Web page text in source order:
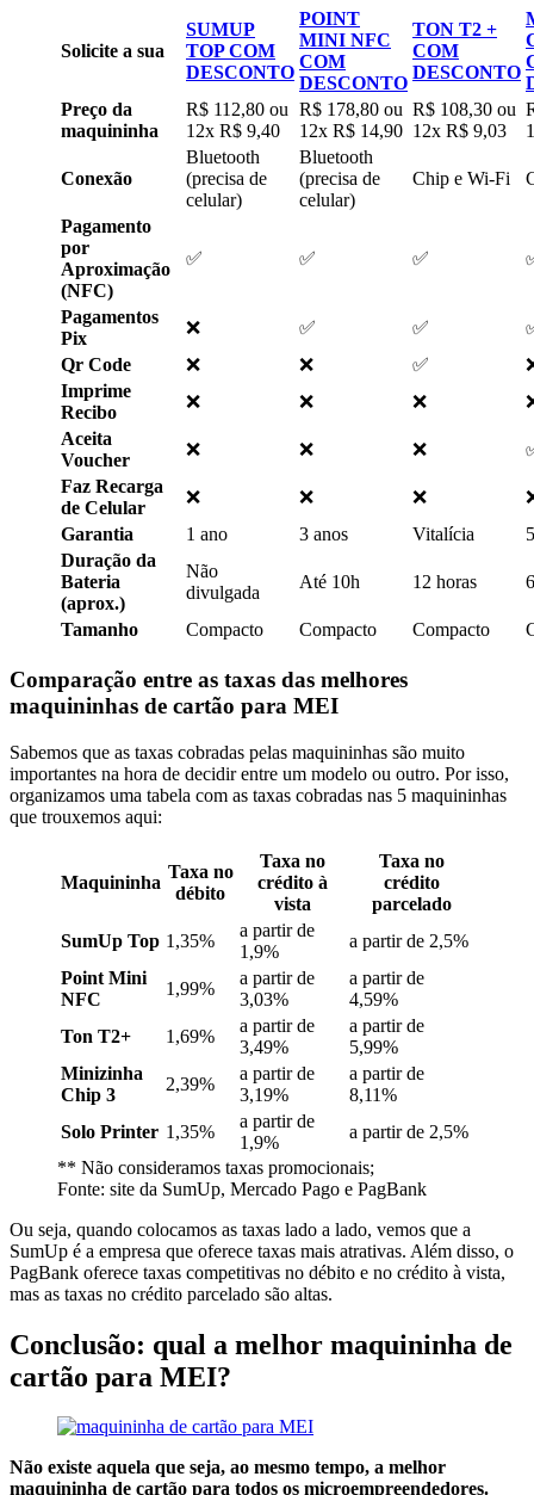
Solicite a sua
SUMUP
TOP COM
DESCONTO
POINT
MINI NFC
COM
DESCONTO
TON T2 +
COM
DESCONTO
Preço da
maquininha
R$ 112,80 ou
12x R$ 9,40
R$ 178,80 ou
12x R$ 14,90
R$ 108,30 ou
12x R$ 9,03
Conexão
Bluetooth
(precisa de
celular)
Bluetooth
(precisa de
celular)
Chip e Wi-Fi
Pagamento
por
Aproximação
(NFC)
✅ ✅ ✅
Pagamentos
Pix
❌ ✅ ✅
Qr Code
❌ ❌ ✅
Imprime
Recibo
❌ ❌ ❌
Aceita
Voucher
❌ ❌ ❌
Faz Recarga
de Celular
❌ ❌ ❌
Garantia
1 ano 3 anos Vitalícia
Duração da
Bateria
(aprox.)
Não
divulgada
Até 10h 12 horas
Tamanho Compacto Compacto Compacto
Comparação entre as taxas das melhores
maquininhas de cartão para MEI
Sabemos que as taxas cobradas pelas maquininhas são muito
importantes na hora de decidir entre um modelo ou outro. Por isso,
organizamos uma tabela com as taxas cobradas nas 5 maquininhas
que trouxemos aqui:
Maquininha
Taxa no
débito
Taxa no
crédito à
vista
Taxa no
crédito
parcelado
SumUp Top 1,35%
a partir de
1,9%
a partir de 2,5%
Point Mini
NFC
1,99%
a partir de
3,03%
a partir de
4,59%
Ton T2+
1,69%
a partir de
3,49%
a partir de
5,99%
Minizinha
Chip 3
2,39%
a partir de
3,19%
a partir de
8,11%
Solo Printer 1,35%
a partir de
1,9%
a partir de 2,5%
** Não consideramos taxas promocionais;
Fonte: site da SumUp, Mercado Pago e PagBank
Ou seja, quando colocamos as taxas lado a lado, vemos que a
SumUp é a empresa que oferece taxas mais atrativas. Além disso, o
PagBank oferece taxas competitivas no débito e no crédito à vista,
mas as taxas no crédito parcelado são altas.
Conclusão: qual a melhor maquininha de
cartão para MEI?
Não existe aquela que seja, ao mesmo tempo, a melhor
maquininha de cartão para todos os microempreendedores.